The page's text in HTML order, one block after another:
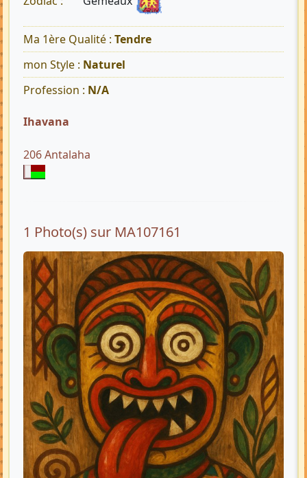
Ma 1ère Qualité : Tendre
mon Style : Naturel
Profession : N/A
Ihavana
206 Antalaha
1 Photo(s) sur MA107161